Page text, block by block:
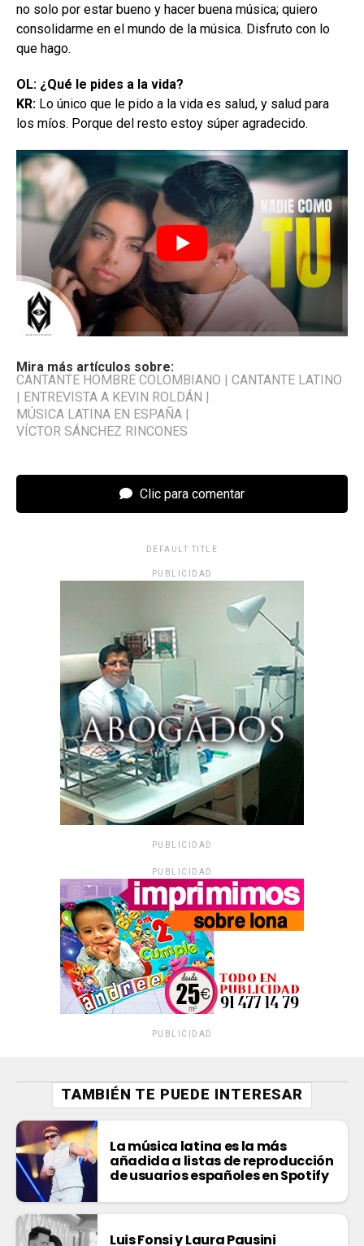
no solo por estar bueno y hacer buena música; quiero
consolidarme en el mundo de la música. Disfruto con lo
que hago.
OL: ¿Qué le pides a la vida?
KR: Lo único que le pido a la vida es salud, y salud para
los míos. Porque del resto estoy súper agradecido.
Mira más artículos sobre:
CANTANTE HOMBRE COLOMBIANO
CANTANTE LATINO
ENTREVISTA A KEVIN ROLDÁN
MÚSICA LATINA EN ESPAÑA
VÍCTOR SÁNCHEZ RINCONES
Clic para comentar
DEFAULT TITLE
PUBLICIDAD
PUBLICIDAD
PUBLICIDAD
PUBLICIDAD
TAMBIÉN TE PUEDE INTERESAR
La música latina es la más
añadida a listas de reproducción
de usuarios españoles en Spotify
Luis Fonsi y Laura Pausini